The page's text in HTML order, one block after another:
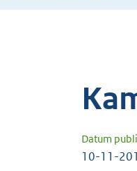
Datum
10-11-